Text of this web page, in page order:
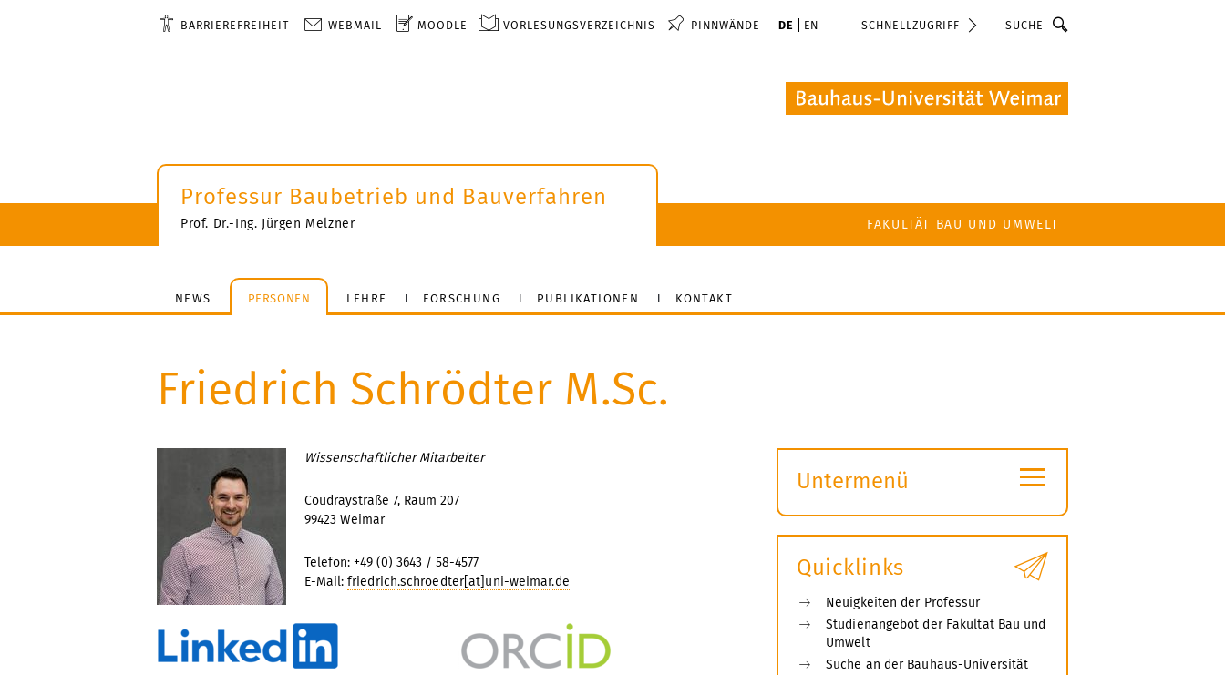
BARRIEREFREIHEIT WEBMAIL MOODLE VORLESUNGSVERZEICHNIS PINNWÄNDE DE EN SCHNELLZUGRIFF Suche
Professur Baubetrieb und Bauverfahren
Prof. Dr.-Ing. Jürgen Melzner FAKULTÄT BAU UND UMWELT
NEWS PERSONEN LEHRE FORSCHUNG PUBLIKATIONEN KONTAKT
Friedrich Schrödter M.Sc.
Wissenschaftlicher Mitarbeiter
Coudraystraße 7, Raum 207
99423 Weimar
Telefon: +49 (0) 3643 / 58-4577
E-Mail: friedrich.schroedter[at]uni-weimar.de
Untermenü
öffnen
≡
Quicklinks
Neuigkeiten der Professur
Studienangebot der Fakultät Bau und
Umwelt
Suche an der Bauhaus-Universität